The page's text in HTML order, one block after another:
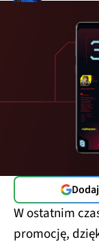
W ostatnim
promocję,